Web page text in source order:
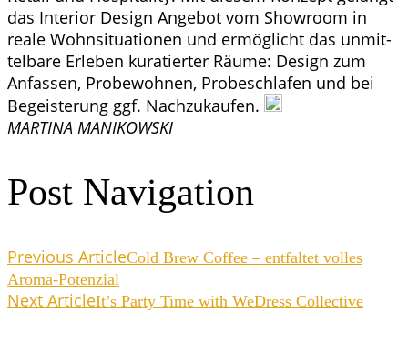
das Inte­ri­or Design Ange­bot vom Show­room in
rea­le Wohn­si­tua­tio­nen und ermög­licht das unmit­
tel­ba­re Erle­ben kura­tier­ter Räu­me: Design zum
Anfas­sen, Pro­be­woh­nen, Pro­be­schla­fen und bei
Begeis­te­rung ggf. Nach­zu­kau­fen.
MARTINA MANIKOWSKI
Post Navigation
Previous ArticleCold Brew Cof­fee – ent­fal­tet vol­les
Aroma-Potenzial
Next ArticleIt’s Par­ty Time with WeDress Collective